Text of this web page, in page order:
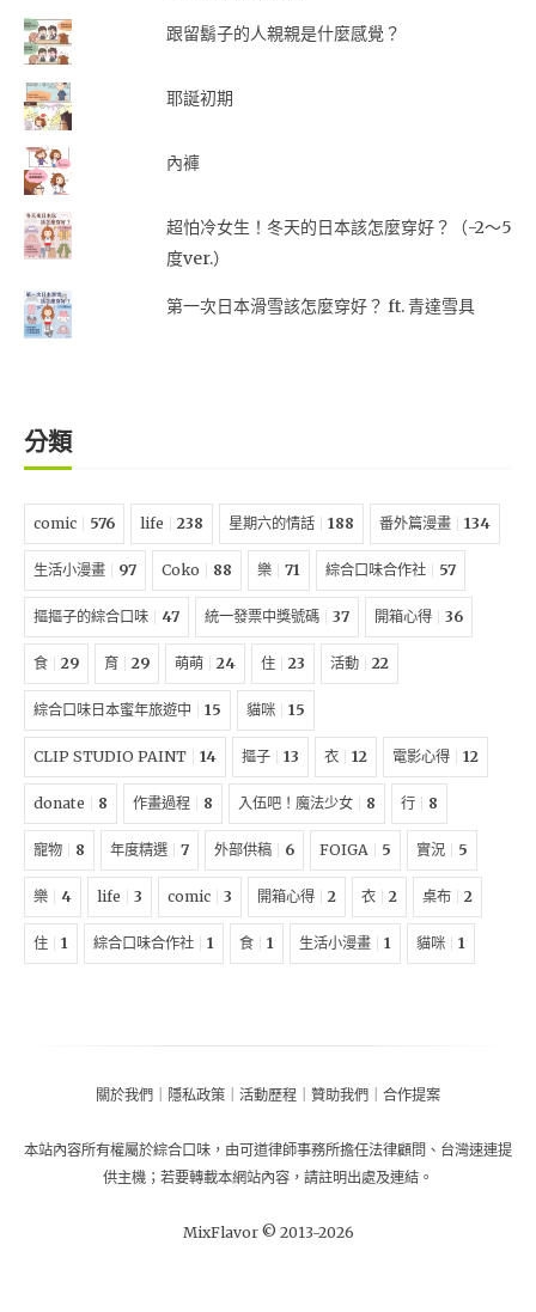
跟留鬍子的人親親是什麼感覺？
耶誕初期
內褲
超怕冷女生！冬天的日本該怎麼穿好？（-2～5
度ver.）
第一次日本滑雪該怎麼穿好？ ft. 青達雪具
分類
comic 576 life 238 星期六的情話 188 番外篇漫畫 134
生活小漫畫 97 Coko 88 樂 71 綜合口味合作社 57
摳摳子的綜合口味 47 統一發票中獎號碼 37 開箱心得 36
食 29 育 29 萌萌 24 住 23 活動 22
綜合口味日本蜜年旅遊中 15 貓咪 15
CLIP STUDIO PAINT 14 摳子 13 衣 12 電影心得 12
donate 8 作畫過程 8 入伍吧！魔法少女 8 行 8
寵物 8 年度精選 7 外部供稿 6 FOIGA 5 實況 5
樂 4 life 3 comic 3 開箱心得 2 衣 2 桌布 2
住 1 綜合口味合作社 1 食 1 生活小漫畫 1 貓咪 1
關於我們 隱私政策 活動歷程 贊助我們 合作提案
本站內容所有權屬於綜合口味 ，由可道律師事務所擔任法律顧問 、 台灣速連提
供主機 ； 若要轉載本網站內容，請註明出處及連結。
MixFlavor © 2013-2026